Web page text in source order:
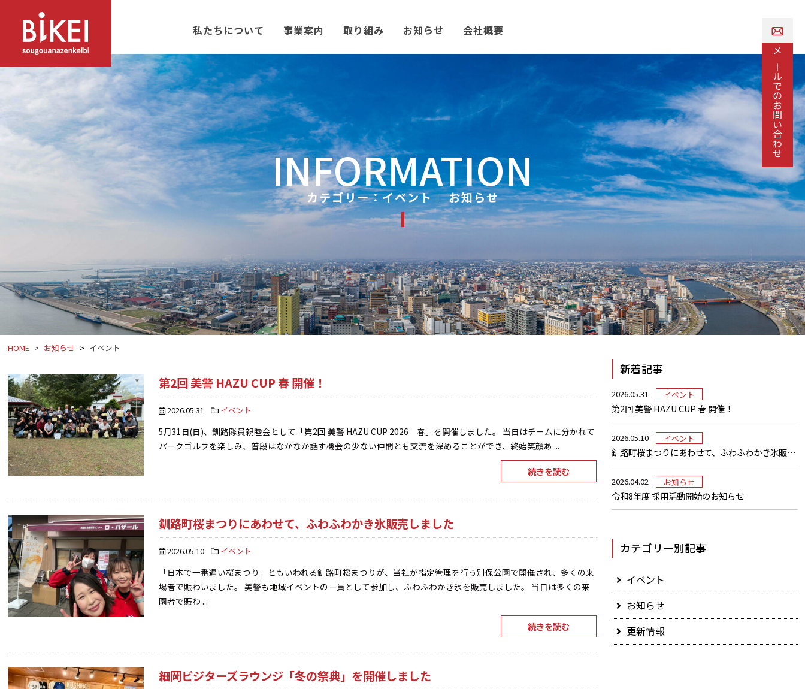
私たちについて 事業案内 取り組み お知らせ 会社概要
カテゴリー：イベント│ お知らせ
INFORMATION
HOME お知らせ イベント
第2回 美警 HAZU CUP 春 開催！
2026.05.31 イベント
5月31日(日)、釧路隊員親睦会として「第2回 美警 HAZU CUP 2026 春」を開催しました。 当日はチームに分かれて
パークゴルフを楽しみ、普段はなかなか話す機会の少ない仲間とも交流を深めることができ、終始笑顔あ ...
続きを読む
釧路町桜まつりにあわせて、ふわふわかき氷販売しました
2026.05.10 イベント
「日本で一番遅い桜まつり」ともいわれる釧路町桜まつりが、当社が指定管理を行う別保公園で開催され、多くの来
場者で賑わいました。 美警も地域イベントの一員として参加し、ふわふわかき氷を販売しました。 当日は多くの来
園者で賑わ ...
続きを読む
細岡ビジターズラウンジ「冬の祭典」を開催しました
新着記事
2026.05.31 イベント
第2回 美警 HAZU CUP 春 開催！
2026.05.10 イベント
釧路町桜まつりにあわせて、ふわふわかき氷販売しました
2026.04.02 お知らせ
令和8年度 採用活動開始のお知らせ
カテゴリー別記事
イベント
お知らせ
更新情報
メールでのお問い合わせ